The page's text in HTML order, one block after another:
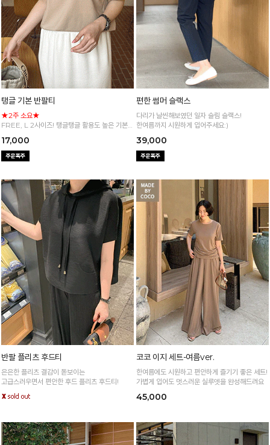
탱글 기본 반팔티
★2주 소요★
FREE, L 2사이즈! 탱글탱글 활용도 높은 기본
17,000
편한 썸머 슬랙스
다리가 날씬해보였던 일자 슬림 슬랙스!
한여름까지 시원하게 입어주세요:)
39,000
반팔 플리츠 후드티
은은한 플리츠 결감이 돋보이는
고급스러우면서 편안한 후드 플리츠 후드티!
코코 이지 세트-여름ver.
한여름에도 시원하고 편안하게 즐기기 좋은 세트!
가볍게 입어도 멋스러운 실루엣을 완성해드려요
45,000